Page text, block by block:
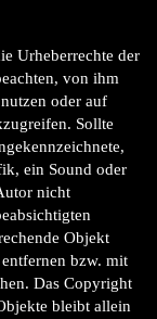
Urheberrechte der
von ihm
oder auf
Sollte
ein Sound oder
nicht
Objekt
bzw. mit
Das Copyright
bleibt allein